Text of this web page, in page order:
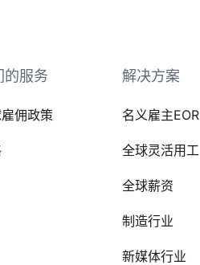
的服务
佣政策
解决方案
名义雇主EOR
全球灵活用工
全球薪资
制造行业
新媒体行业